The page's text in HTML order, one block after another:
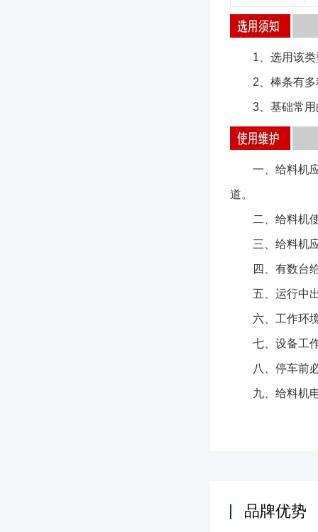
1、选用该类型
2、棒条有多种
3、基础常用
一、给料机应
道。
二、给料机使
三、给料机应
四、有数台给
五、运行中出
六、工作环境
七、设备工作
八、停车前必
九、给料机电
品牌优势